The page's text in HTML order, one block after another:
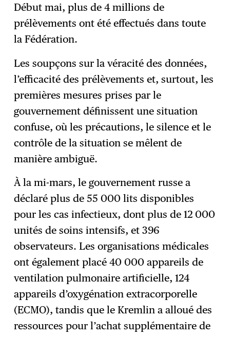
Début mai, plus de 4 millions de
prélèvements ont été effectués dans toute
la Fédération.
Les soupçons sur la véracité des données,
l’efficacité des prélèvements et, surtout, les
premières mesures prises par le
gouvernement définissent une situation
confuse, où les précautions, le silence et le
contrôle de la situation se mêlent de
manière ambiguë.
À la mi-mars, le gouvernement russe a
déclaré plus de 55 000 lits disponibles
pour les cas infectieux, dont plus de 12 000
unités de soins intensifs, et 396
observateurs. Les organisations médicales
ont également placé 40 000 appareils de
ventilation pulmonaire artificielle, 124
appareils d’oxygénation extracorporelle
(ECMO), tandis que le Kremlin a alloué des
ressources pour l’achat supplémentaire de